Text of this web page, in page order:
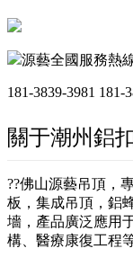
源藝全國服務熱
181-3839-3981 181-
關于潮州鋁
??佛山源藝吊頂，
板，集成吊頂，鋁
墻，產品廣泛應用
構、醫療康復工程